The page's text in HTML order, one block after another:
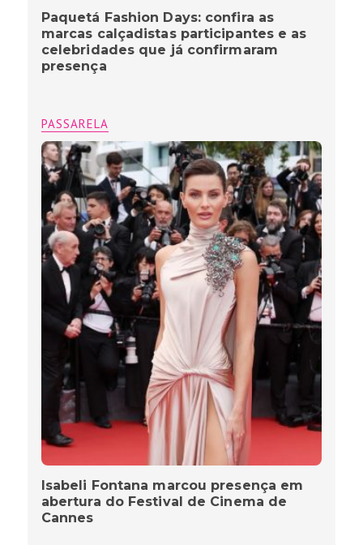
Paquetá Fashion Days: confira as
marcas calçadistas participantes e as
celebridades que já confirmaram
presença
PASSARELA
Isabeli Fontana marcou presença em
abertura do Festival de Cinema de
Cannes